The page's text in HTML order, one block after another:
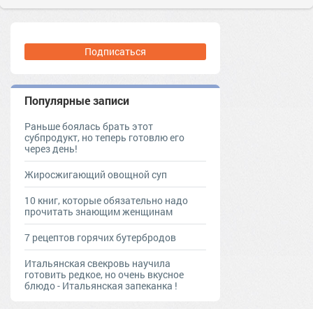
Подписаться
Популярные записи
Раньше боялась брать этот
субпродукт, но теперь готовлю его
через день!
Жиросжигающий овощной суп
10 книг, которые обязательно надо
прочитать знающим женщинам
7 рецептов горячих бутербродов
Итальянская свекровь научила
готовить редкое, но очень вкусное
блюдо - Итальянская запеканка !